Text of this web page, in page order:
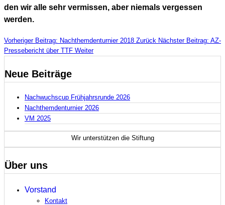
den wir alle sehr vermissen, aber niemals vergessen
werden.
Vorheriger Beitrag: Nachthemdenturnier 2018 Zurück Nächster Beitrag: AZ-
Pressebericht über TTF Weiter
Neue Beiträge
Nachwuchscup Frühjahrsrunde 2026
Nachthemdenturnier 2026
VM 2025
Wir unterstützen die Stiftung
Über uns
Vorstand
Kontakt